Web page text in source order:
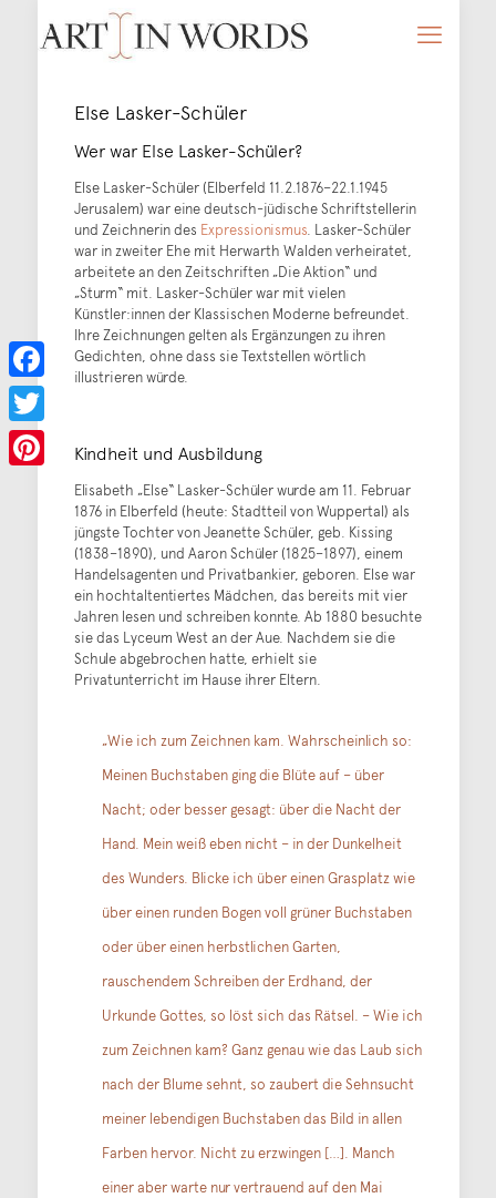
Else Lasker-Schüler
Wer war Else Lasker-Schüler?
Else Lasker-Schüler (Elberfeld 11.2.1876–22.1.1945
Jerusalem) war eine deutsch-jüdische Schriftstellerin
und Zeichnerin des Expressionismus. Lasker-Schüler
war in zweiter Ehe mit Herwarth Walden verheiratet,
arbeitete an den Zeitschriften „Die Aktion“ und
„Sturm“ mit. Lasker-Schüler war mit vielen
Künstler:innen der Klassischen Moderne befreundet.
Ihre Zeichnungen gelten als Ergänzungen zu ihren
Gedichten, ohne dass sie Textstellen wörtlich
illustrieren würde.
Kindheit und Ausbildung
Elisabeth „Else“ Lasker-Schüler wurde am 11. Februar
1876 in Elberfeld (heute: Stadtteil von Wuppertal) als
jüngste Tochter von Jeanette Schüler, geb. Kissing
(1838–1890), und Aaron Schüler (1825–1897), einem
Handelsagenten und Privatbankier, geboren. Else war
ein hochtaltentiertes Mädchen, das bereits mit vier
Jahren lesen und schreiben konnte. Ab 1880 besuchte
sie das Lyceum West an der Aue. Nachdem sie die
Schule abgebrochen hatte, erhielt sie
Privatunterricht im Hause ihrer Eltern.
„Wie ich zum Zeichnen kam. Wahrscheinlich so:
Meinen Buchstaben ging die Blüte auf – über
Nacht; oder besser gesagt: über die Nacht der
Hand. Mein weiß eben nicht – in der Dunkelheit
des Wunders. Blicke ich über einen Grasplatz wie
über einen runden Bogen voll grüner Buchstaben
oder über einen herbstlichen Garten,
rauschendem Schreiben der Erdhand, der
Urkunde Gottes, so löst sich das Rätsel. – Wie ich
zum Zeichnen kam? Ganz genau wie das Laub sich
nach der Blume sehnt, so zaubert die Sehnsucht
meiner lebendigen Buchstaben das Bild in allen
Farben hervor. Nicht zu erzwingen […]. Manch
einer aber warte nur vertrauend auf den Mai
Facebook
Twitter